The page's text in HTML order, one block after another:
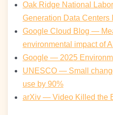
Oak Ridge National
Generation Data Centers
Google Cloud Blog —
environmental impact of
Google — 2025
UNESCO — Small
use by 90%
arXiv — Video Killed the